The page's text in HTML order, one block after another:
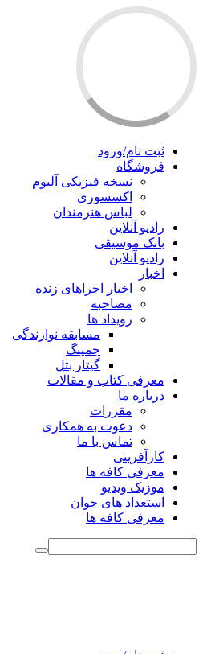
ثبت نام/ورود
فروشگاه
نسخه فیزیکی آلبوم
اکسسوری
لباس هنرمندان
رادیو آنلاین
بانک موسیقی
رادیو آنلاین
اخبار
اخبار اجراهای زنده
مصاحبه
رویداد ها
مسابقه نوازندگی
جمینگ
گیتار بتل
معرفی کتاب و مقالات
درباره ما
مقررات
دعوت به همکاری
تماس با ما
کارآفرینی
معرفی کافه ها
موزیک ویدیو
استعداد های جوان
معرفی کافه ها